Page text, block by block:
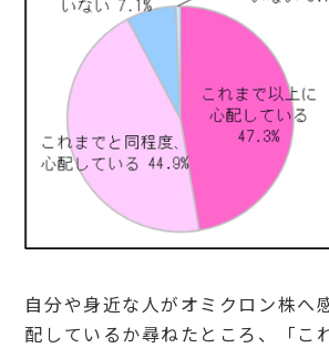
自分や身近な人がオミクロン株へ
配しているか尋ねたところ、「こ